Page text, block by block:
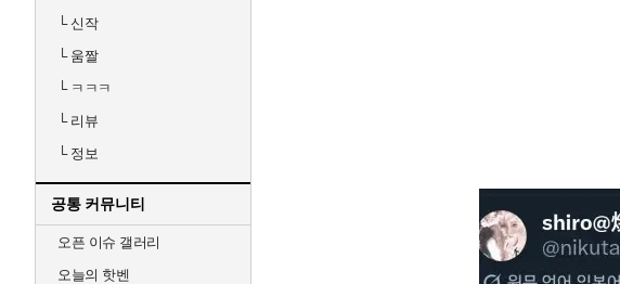
└신작
└움짤
└ㅋㅋㅋ
└리뷰
└정보
공통 커뮤니티
오픈 이슈 갤러리
오늘의 핫벤